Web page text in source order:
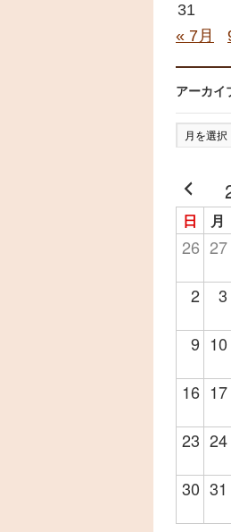
31
« 7月
アーカイ
ア
ー
イ
ブ
日 月
26 27
2 3
9 10
16 17
23 24
30 31